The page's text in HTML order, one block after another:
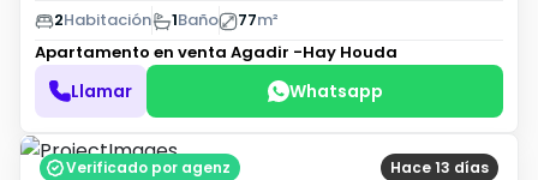
2Habitación 1Baño 77m²
Apartamento en venta Agadir -Hay Houda
Llamar Whatsapp
Hace 13 días
Verificado por agenz